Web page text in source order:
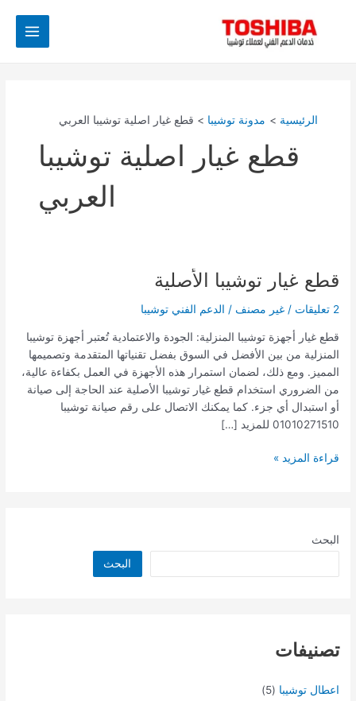
Main
الرئيسية مدونة توشيبا قطع غيار اصلية توشيبا العربي
قطع غيار اصلية توشيبا
العربي
قطع غيار توشيبا الأصلية
2 تعليقات /غير مصنف / الدعم الفني توشيبا
قطع غيار أجهزة توشيبا المنزلية: الجودة والاعتمادية تُعتبر أجهزة توشيبا
المنزلية من بين الأفضل في السوق بفضل تقنياتها المتقدمة وتصميمها
المميز. ومع ذلك، لضمان استمرار هذه الأجهزة في العمل بكفاءة عالية،
من الضروري استخدام قطع غيار توشيبا الأصلية عند الحاجة إلى صيانة
أو استبدال أي جزء. كما يمكنك الاتصال على رقم صيانة توشيبا
01010271510 للمزيد […]
قطع
توشيبا
قراءة المزيد »
البحث
البحث
تصنيفات
اعطال توشيبا (5)